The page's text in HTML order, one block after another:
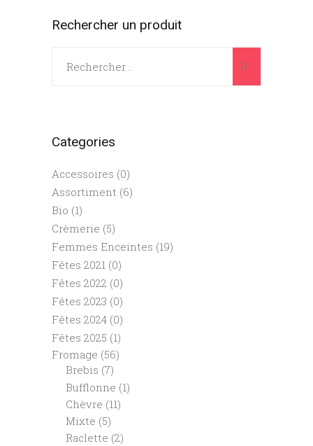
Rechercher un produit
for:
Categories
Accessoires (0)
Assortiment (6)
Bio (1)
Crèmerie (5)
Femmes Enceintes (19)
Fêtes 2021 (0)
Fêtes 2022 (0)
Fêtes 2023 (0)
Fêtes 2024 (0)
Fêtes 2025 (1)
Fromage (56)
Brebis (7)
Bufflonne (1)
Chèvre (11)
Mixte (5)
Raclette (2)